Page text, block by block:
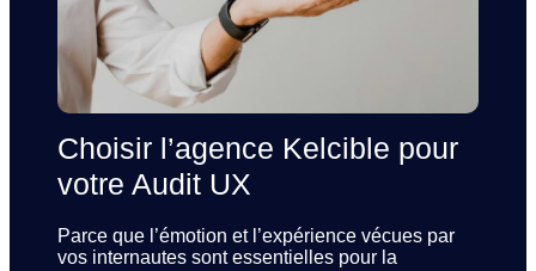
Choisir l’agence Kelcible pour
votre Audit UX
Parce que l’émotion et l’expérience vécues par
vos internautes sont essentielles pour la